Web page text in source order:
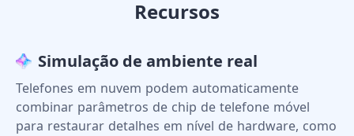
Recursos
Simulação de ambiente real
Telefones em nuvem podem automaticamente
combinar parâmetros de chip de telefone móvel
para restaurar detalhes em nível de hardware, como